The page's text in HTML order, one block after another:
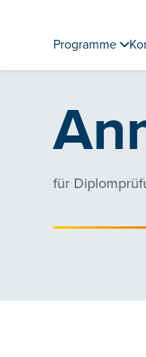
Programme
für